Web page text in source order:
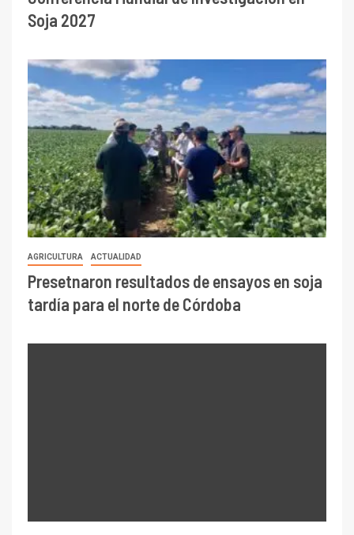
Soja 2027
AGRICULTURA ACTUALIDAD
Presetnaron resultados de ensayos en soja
tardía para el norte de Córdoba